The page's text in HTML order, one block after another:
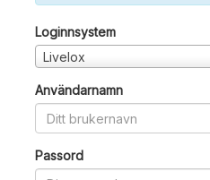
Loginnsystem
Livelox
Användarnamn
Passord